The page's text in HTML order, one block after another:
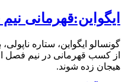
ایگواین:قهرمانی
گونسالو ایگواین، ستاره
هیجان زده شوند.‏